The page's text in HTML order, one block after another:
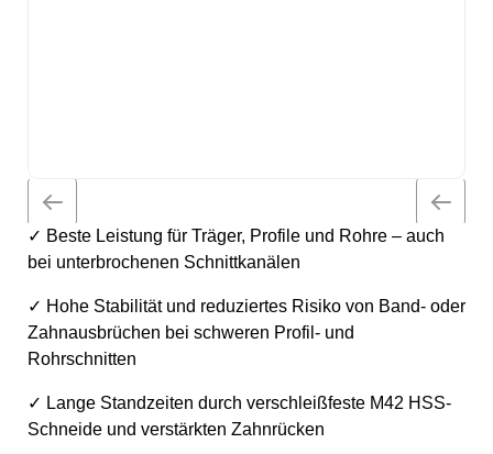
✓ Beste Leistung für Träger, Profile und Rohre – auch
bei unterbrochenen Schnittkanälen
✓ Hohe Stabilität und reduziertes Risiko von Band- oder
Zahnausbrüchen bei schweren Profil- und
Rohrschnitten
✓ Lange Standzeiten durch verschleißfeste M42 HSS-
Schneide und verstärkten Zahnrücken